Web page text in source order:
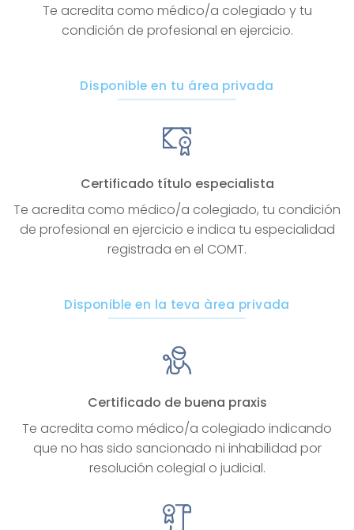
Te acredita como médico/a colegiado y tu
condición de profesional en ejercicio.
Disponible en tu área privada
Certificado título especialista
Te acredita como médico/a colegiado, tu condición
de profesional en ejercicio e indica tu especialidad
registrada en el COMT.
Disponible en la teva àrea privada
Certificado de buena praxis
Te acredita como médico/a colegiado indicando
que no has sido sancionado ni inhabilidad por
resolución colegial o judicial.